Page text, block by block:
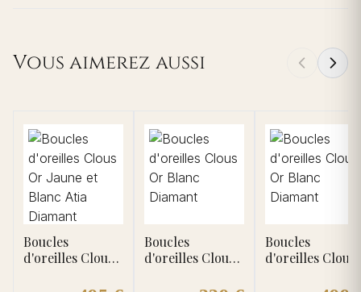
Vous aimerez aussi
Boucles
d'oreilles Clous
Boucles
d'oreilles Clous
Boucles
d'oreilles Clous